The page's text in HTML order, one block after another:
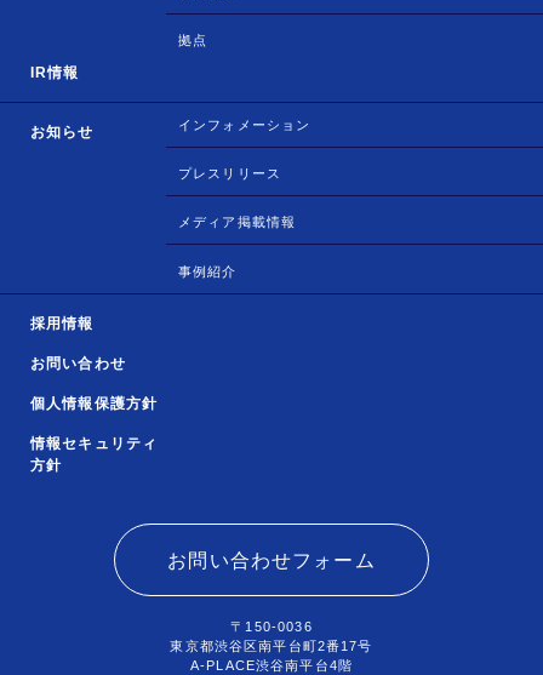
拠点
IR情報
お知らせ インフォメーション
プレスリリース
メディア掲載情報
事例紹介
採用情報
お問い合わせ
個人情報保護方針
情報セキュリティ
方針
お問い合わせフォーム
〒150-0036
東京都渋谷区南平台町2番17号
A-PLACE渋谷南平台4階